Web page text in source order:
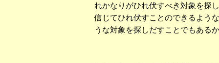
れかなりがひれ伏すべき対象を探
信じてひれ伏すことのできるよう
うな対象を探しだすことでもある